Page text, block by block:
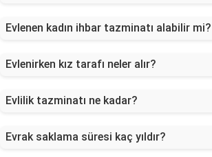
Evlenen kadın ihbar tazminatı alabilir mi?
Evlenirken kız tarafı neler alır?
Evlilik tazminatı ne kadar?
Evrak saklama süresi kaç yıldır?